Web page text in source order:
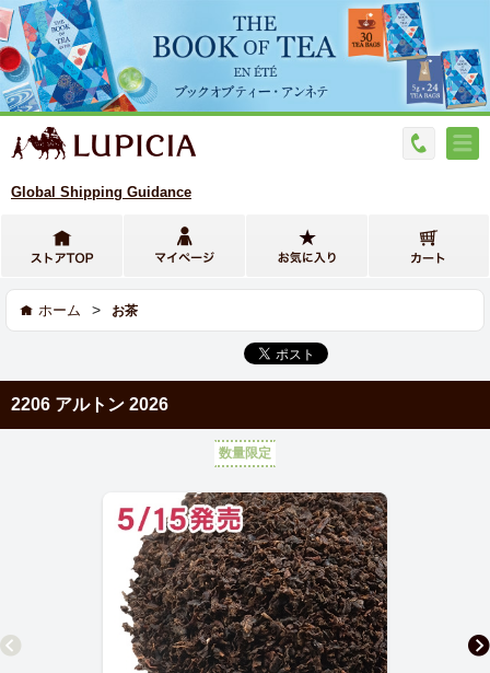
Global Shipping Guidance
ホーム > お茶
2206 アルトン 2026
数量限定